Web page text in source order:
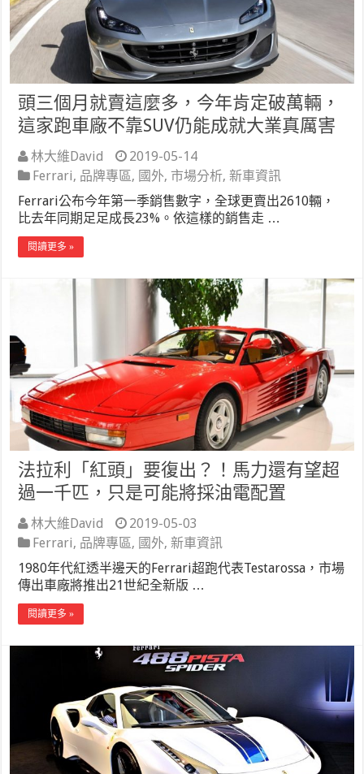
頭三個月就賣這麼多，今年肯定破萬輛，
這家跑車廠不靠SUV仍能成就大業真厲害
林大維David
2019-05-14
Ferrari, 品牌專區, 國外, 市場分析,新車資訊
Ferrari公布今年第一季銷售數字，全球更賣出2610輛，
比去年同期足足成長23%。依這樣的銷售走 …
閱讀更多 »
法拉利「紅頭」要復出？！馬力還有望超
過一千匹，只是可能將採油電配置
林大維David
2019-05-03
Ferrari, 品牌專區, 國外,新車資訊
1980年代紅透半邊天的Ferrari超跑代表Testarossa，市場
傳出車廠將推出21世紀全新版 …
閱讀更多 »